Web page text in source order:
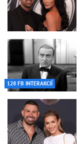
128 FB INTERAKCIÍ